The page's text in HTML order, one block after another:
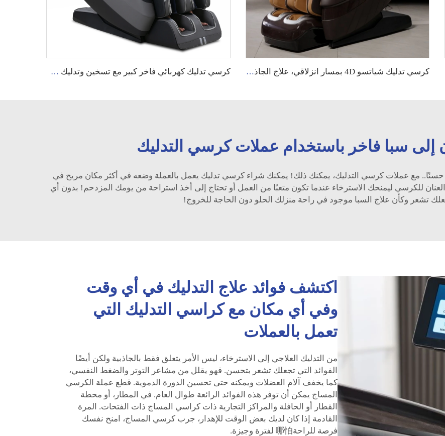
كرسي تدليك شياتسو 4D بمسار انزلاقي، علاج الجاذبية الصفرية، بكرات تدليك القدم، كرسي استرخاء بشاشة لمس، كرسي تدليك كهربائي لجسم كامل مع تسخين كرسي تدليك كهربائي فاخر كبير مع تسخين وتدليك شياتسو وعجن واهتزاز بصيغة انعدام الجاذبية وتقنية 4D لجسم كامل مع بكرة أقدام للاستخدام المنزلي
إلى سبا فاخر باستخدام عملات كرسي التدليك
مع عملات كرسي التدليك، يمكنك ذلك! يمكنك شراء كرسي تدليك يعمل بالعملة وضعه في أكثر مكان مريح في
للكرسي ليمنحك الاسترخاء عندما تكون متعبًا من العمل أو تحتاج إلى أخذ استراحة من يومك المزدحم! بدون أي
تشعر وكأن علاج السبا موجود في راحة منزلك الحلو دون الحاجة للخروج!
اكتشف فوائد علاج التدليك في أي وقت
وفي أي مكان مع كراسي التدليك التي
تعمل بالعملات
من التدليك العلاجي إلى الاسترخاء، ليس الأمر يتعلق فقط بالجاذبية ولكن أيضًا
الفوائد التي تجعلك تشعر بتحسن. فهو يقلل من مشاعر التوتر والضغط النفسي،
كما يخفف آلام العضلات ويمكنه حتى تحسين الدورة الدموية. قطع عملة الكرسي
المساج يمكن أن توفر هذه الفوائد الرائعة طوال العام. في المطار، أو محطة
القطار أو الحافلة والمراكز التجارية ذات كراسي المساج ذات الفتحات. المرة
القادمة إذا كان لديك بعض الوقت للإهدار، جرب كرسي المساج، امنح نفسك
فرصة للراحة哪怕 لفترة وجيزة.